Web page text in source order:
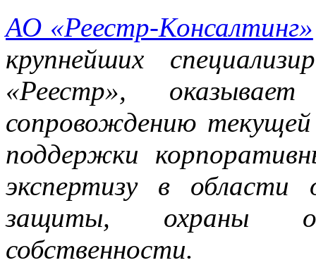
АО «Реестр-Консалтинг»
крупнейших
«Реестр»,
сопровождению
поддержки
экспертизу в области
защиты, охраны
собственности.